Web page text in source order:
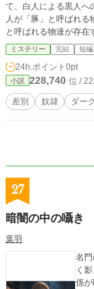
て、白人による黒人へ
人が「豚」と呼ばれる物達へ
と呼ばれる物達が存在
ミステリー 完結 短編
24h.ポイント 0pt
小説 228,740 位 /
差別 奴隷 ダー
27
暗闇の中の囁き
葉羽
名
く
係